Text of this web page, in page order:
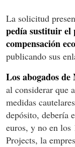
La solicitud
pedía sustituir el
compensación
publicando sus
Los abogados
al considerar que
medidas
depósito, debería
euros, y no en los
Projects, la